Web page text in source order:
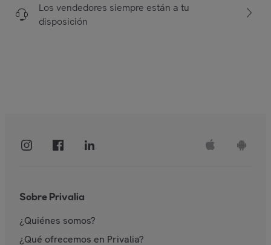
Los vendedores siempre están a tu
disposición
Sobre Privalia
¿Quiénes somos?
¿Qué ofrecemos en Privalia?